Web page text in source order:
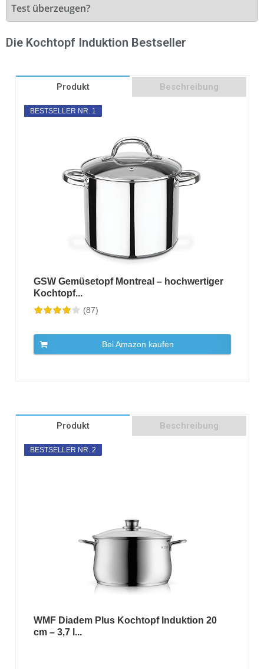
Test überzeugen?
Die Kochtopf Induktion Bestseller
Produkt Beschreibung
BESTSELLER NR. 1
GSW Gemüsetopf Montreal – hochwertiger
Kochtopf...
(87)
Bei Amazon kaufen
Produkt Beschreibung
BESTSELLER NR. 2
WMF Diadem Plus Kochtopf Induktion 20
cm – 3,7 l...